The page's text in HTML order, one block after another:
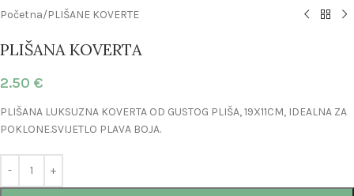
Početna/PLIŠANE KOVERTE
PLIŠANA KOVERTA
2.50 €
PLIŠANA LUKSUZNA KOVERTA OD GUSTOG PLIŠA, 19X11CM, IDEALNA ZA
POKLONE.SVIJETLO PLAVA BOJA.